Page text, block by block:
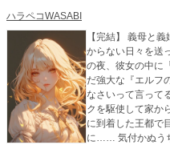
ハラペコWASABI
【完結】 義母と
からない日々を送
の夜、彼女の中に
だ強大な『エルフの魔力』
なさいって言ってるみたい」 前世の知
クを駆使して家か
に到着した王都で
に…… 気付かぬうちに溺愛されていたせいで貴族街の立派な